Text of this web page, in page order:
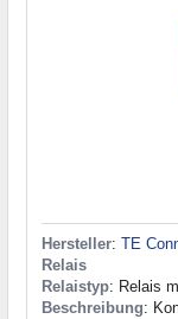
Hersteller: TE
Relais
Relaistyp: Relais
Beschreibung: